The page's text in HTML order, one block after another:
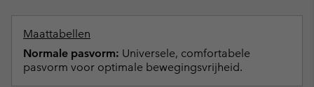
Maattabellen
Normale pasvorm: Universele, comfortabele
pasvorm voor optimale bewegingsvrijheid.